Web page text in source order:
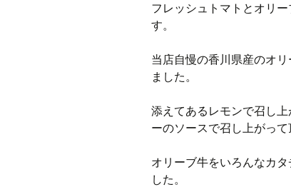
フレッシュトマトとオリ
す。
当店自慢の香川県産のオ
ました。
添えてあるレモンで召し
ーのソースで召し上がっ
オリーブ牛をいろんなカ
した。